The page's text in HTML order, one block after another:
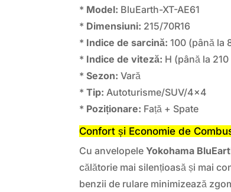
* Model: BluEarth-XT-AE61
* Dimensiuni: 215/70R16
* Indice de sarcină: 100 (până la
* Indice de viteză: H (până la
*Sezon: Vară
*Tip: Autoturisme/SUV/4×4
* Poziționare: Față + Spate
Confort și Economie de
Cu anvelopeleYokohama
călătorie mai silențioasă și mai
benzii de rulare minimizează